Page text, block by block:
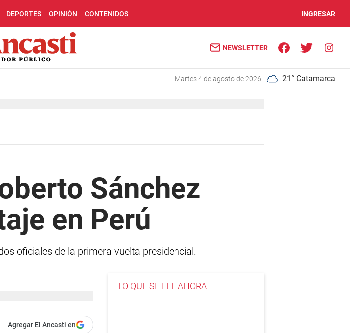
DEPORTES OPINIÓN CONTENIDOS INGRESAR
NEWSLETTER
martes 4 de agosto de 2026 21° Catamarca
Sánchez
en Perú
oficiales de la primera vuelta presidencial.
Agregar El Ancasti en
LO QUE SE LEE AHORA